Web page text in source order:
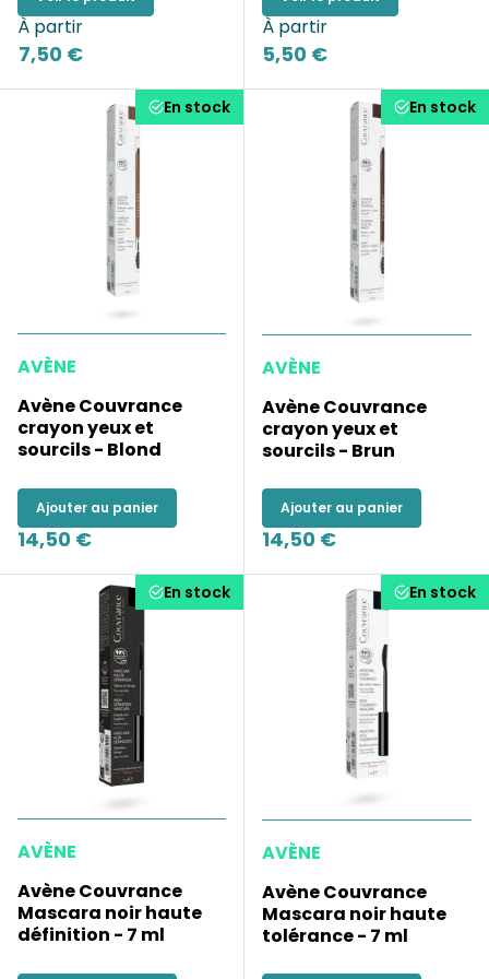
À partir
7,50 €
À partir
5,50 €
En stock
AVÈNE
Avène Couvrance
crayon yeux et
sourcils - Blond
Ajouter au panier
14,50 €
En stock
AVÈNE
Avène Couvrance
crayon yeux et
sourcils - Brun
Ajouter au panier
14,50 €
En stock
AVÈNE
Avène Couvrance
Mascara noir haute
définition - 7 ml
En stock
AVÈNE
Avène Couvrance
Mascara noir haute
tolérance - 7 ml